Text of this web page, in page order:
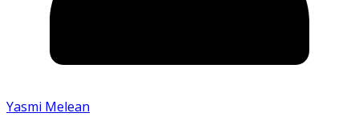
Yasmi Melean